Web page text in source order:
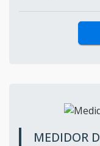
MEDIDOR